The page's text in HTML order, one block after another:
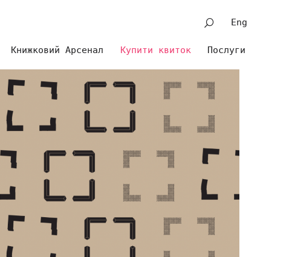
Eng
Книжковий Арсенал Послуги
Купити квиток